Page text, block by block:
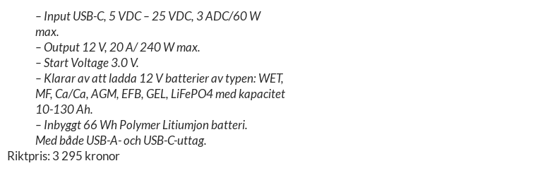
– Input USB-C, 5 VDC – 25 VDC, 3 ADC/60 W
max.
– Output 12 V, 20 A/ 240 W max.
– Start Voltage 3.0 V.
– Klarar av att ladda 12 V batterier av typen: WET,
MF, Ca/Ca, AGM, EFB, GEL, LiFePO4 med kapacitet
10-130 Ah.
– Inbyggt 66 Wh Polymer Litiumjon batteri.
Med både USB-A- och USB-C-uttag.
Riktpris: 3 295 kronor